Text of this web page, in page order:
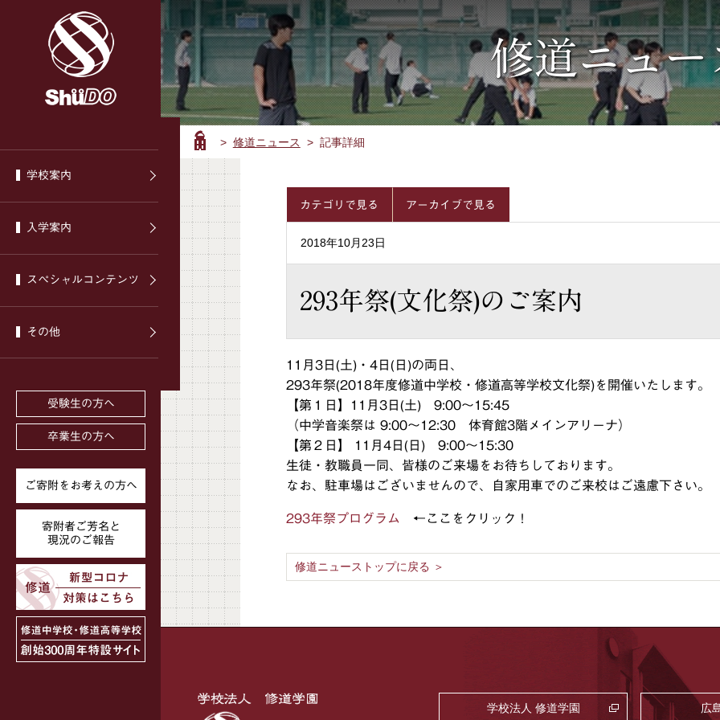
学校案内
入学案内
スぺシャルコンテンツ
その他
受験生の方へ
卒業生の方へ
ご寄附をお考えの方へ
寄附者ご芳名と
現況のご報告
修道ニュー
> 修道ニュース > 記事詳細
カテゴリで見る アーカイブで見る
2018年10月23日
293年祭(文化祭)のご案内
11月3日(土)・4日(日)の両日、
293年祭(2018年度修道中学校・修道高等学校文化祭)を開催いたします。
【第１日】11月3日(土) 9:00～15:45
（中学音楽祭は 9:00～12:30 体育館3階メインアリーナ）
【第２日】 11月4日(日) 9:00～15:30
生徒・教職員一同、皆様のご来場をお待ちしております。
なお、駐車場はございませんので、自家用車でのご来校はご遠慮下さい。
293年祭プログラム ←ここをクリック！
修道ニューストップに戻る ＞
学校法人 修道学園 広